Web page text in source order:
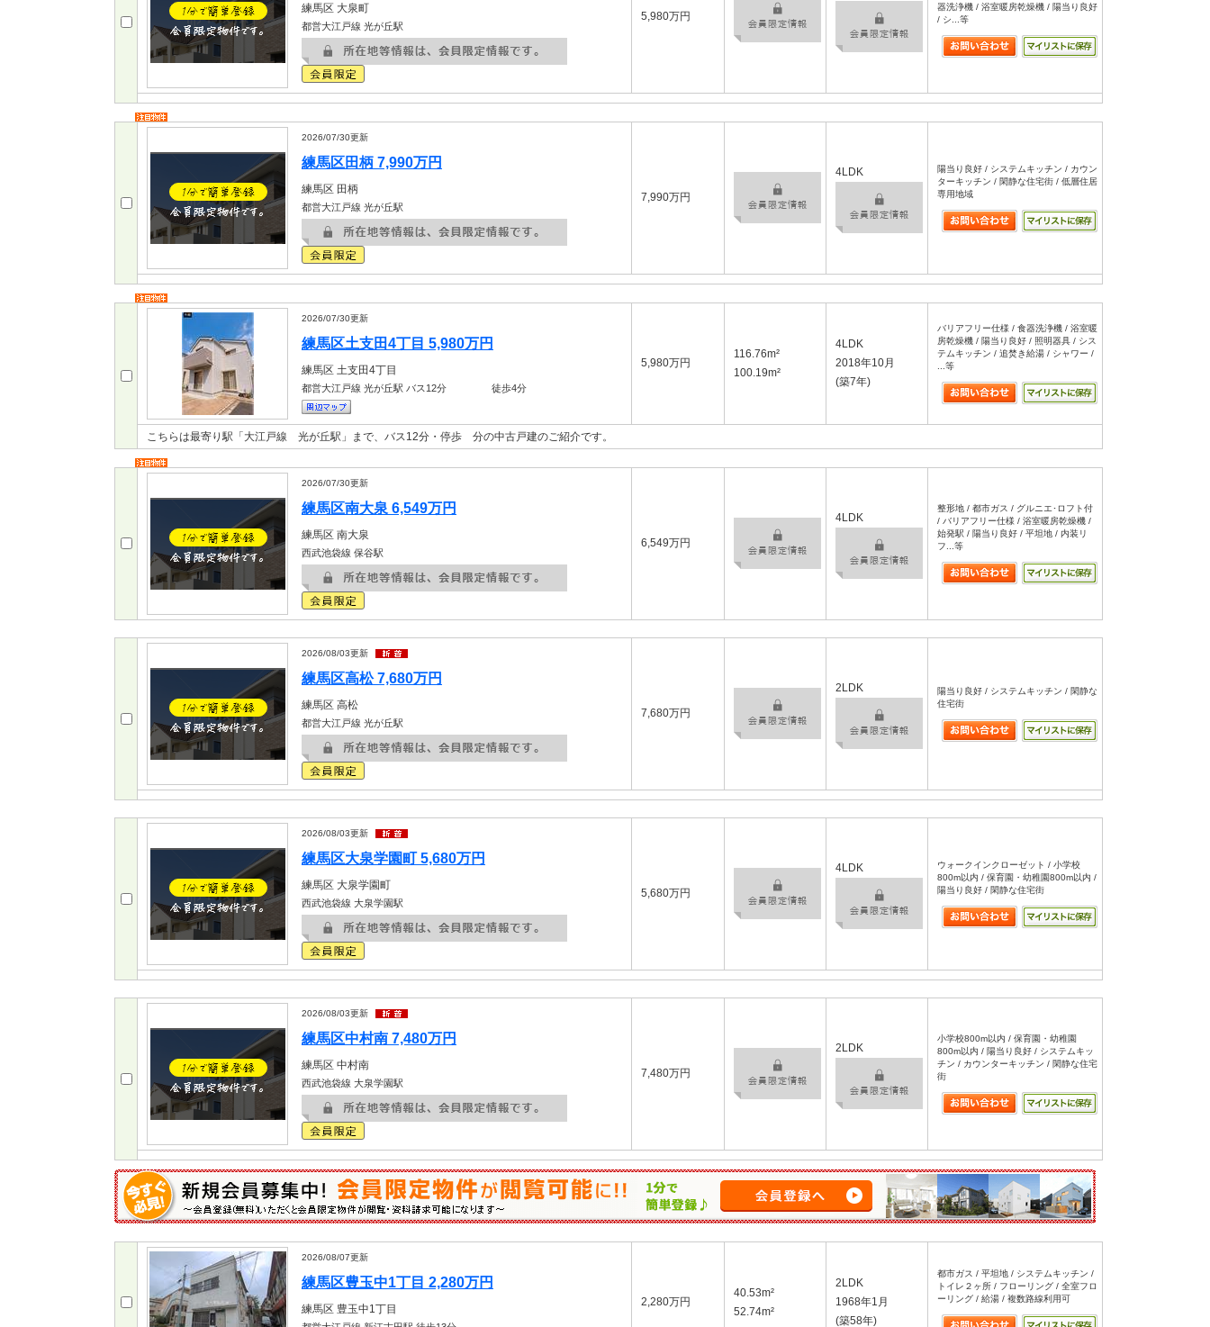
練馬区 大泉町
都営大江戸線 光が丘駅
5,980万円
器洗浄機 / 浴室暖房乾燥機 / 陽当り良好
/ シ...等
2026/07/30更新
練馬区田柄 7,990万円
練馬区 田柄
都営大江戸線 光が丘駅
7,990万円
4LDK
陽当り良好 / システムキッチン / カウン
ターキッチン / 閑静な住宅街 / 低層住居
専用地域
2026/07/30更新
練馬区土支田4丁目 5,980万円
練馬区 土支田4丁目
都営大江戸線 光が丘駅 バス12分 徒歩4分
5,980万円
116.76m²
100.19m²
4LDK
2018年10月
(築7年)
バリアフリー仕様 / 食器洗浄機 / 浴室暖
房乾燥機 / 陽当り良好 / 照明器具 / シス
テムキッチン / 追焚き給湯 / シャワー /
...等
こちらは最寄り駅「大江戸線 光が丘駅」まで、バス12分・停歩 分の中古戸建のご紹介です。
2026/07/30更新
練馬区南大泉 6,549万円
練馬区 南大泉
西武池袋線 保谷駅
6,549万円
4LDK
整形地 / 都市ガス / グルニエ･ロフト付
/ バリアフリー仕様 / 浴室暖房乾燥機 /
始発駅 / 陽当り良好 / 平坦地 / 内装リ
フ...等
2026/08/03更新
練馬区高松 7,680万円
練馬区 高松
都営大江戸線 光が丘駅
7,680万円
2LDK
陽当り良好 / システムキッチン / 閑静な
住宅街
2026/08/03更新
練馬区大泉学園町 5,680万円
練馬区 大泉学園町
西武池袋線 大泉学園駅
5,680万円
4LDK
ウォークインクローゼット / 小学校
800m以内 / 保育園・幼稚園800m以内 /
陽当り良好 / 閑静な住宅街
2026/08/03更新
練馬区中村南 7,480万円
練馬区 中村南
西武池袋線 大泉学園駅
7,480万円
2LDK
小学校800m以内 / 保育園・幼稚園
800m以内 / 陽当り良好 / システムキッ
チン / カウンターキッチン / 閑静な住宅
街
2026/08/07更新
練馬区豊玉中1丁目 2,280万円
練馬区 豊玉中1丁目
2,280万円
40.53m²
52.74m²
2LDK
1968年1月
(築58年)
都市ガス / 平坦地 / システムキッチン /
トイレ２ヶ所 / フローリング / 全室フロ
ーリング / 給湯 / 複数路線利用可